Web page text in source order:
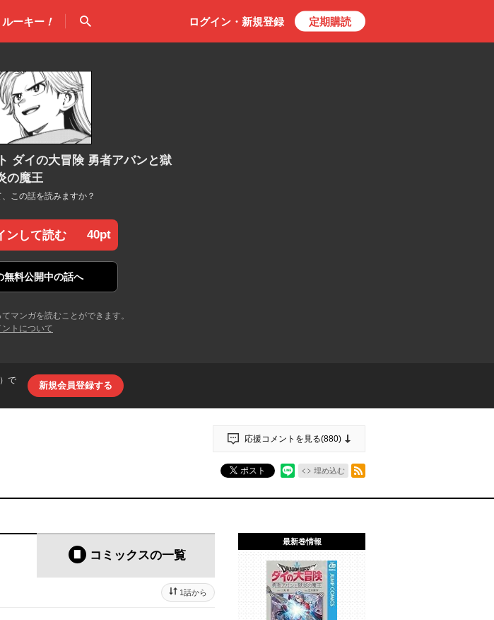
ルーキー！ 検索 ログイン・ 新規登録 定期購読
ダイの大冒険 勇者アバンと獄
の魔王
この話を読みますか？
ンして読む 40pt
無料公開中の話へ
マンガを読むことができます。
ントについて
で
新規会員登録する
応援コメントを見る(880)
ポスト 埋め込む
コミックスの一覧
1話から
最新巻情報